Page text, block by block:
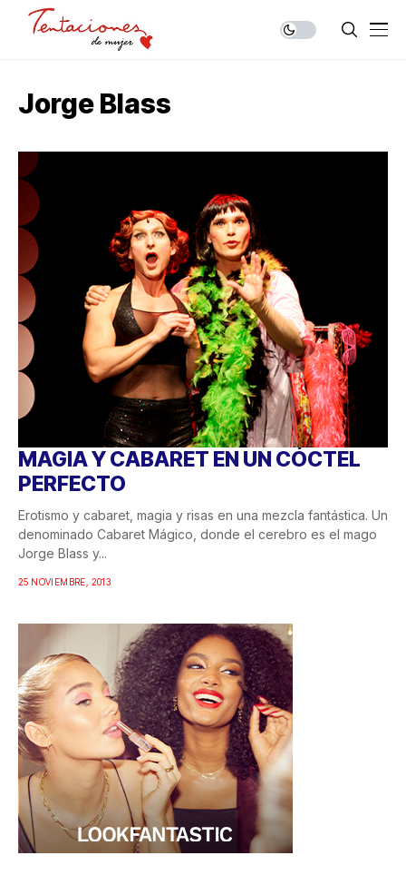
Jorge Blass
MAGIA Y CABARET EN UN CÓCTEL
PERFECTO
Erotismo y cabaret, magia y risas en una mezcla fantástica. Un
denominado Cabaret Mágico, donde el cerebro es el mago
Jorge Blass y...
25 NOVIEMBRE, 2013